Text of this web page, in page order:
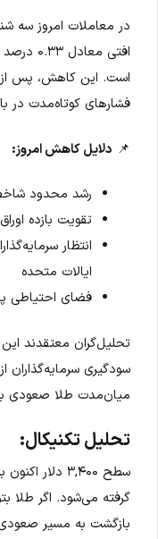
در معاملات امروز سه شنبه۳۱
است. این کاهش، پس از
فشارهای کوتاه‌مدت در
📌 دلایل کاهش امروز:
رشد محدود
تقویت بازده
انتظار
ایالات متحده
فضای احتیاطی
تحلیل‌گران معتقدند
سودگیری سرمایه‌گذاران
میان‌مدت طلا صعودی
تحلیل تکنیکال:
سطح ۳,۴۰۰
گرفته می‌شود. اگر طلا
بازگشت به مسیر